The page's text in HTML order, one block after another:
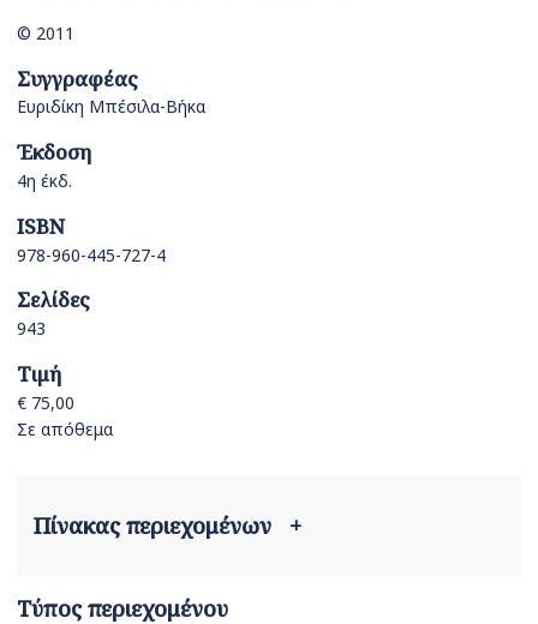
© 2011
Συγγραφέας
Ευριδίκη Μπέσιλα-Βήκα
Έκδοση
4η έκδ.
ISBN
978-960-445-727-4
Σελίδες
943
Τιμή
€ 75,00
Σε απόθεμα
Πίνακας περιεχομένων +
Τύπος περιεχομένου